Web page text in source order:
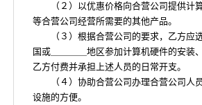
（２）以优惠价格向合营公司提供
等合营公司经营所需要的其他产品。
（３）根据合营公司的要求，乙方
国或＿＿＿＿地区参加计算机硬件的安装
乙方付费并承担上述人员的日常开支。
（４）协助合营公司办理合营公司
设施的方便。